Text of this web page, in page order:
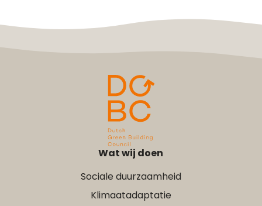
Wat wij doen
Sociale duurzaamheid
Klimaatadaptatie